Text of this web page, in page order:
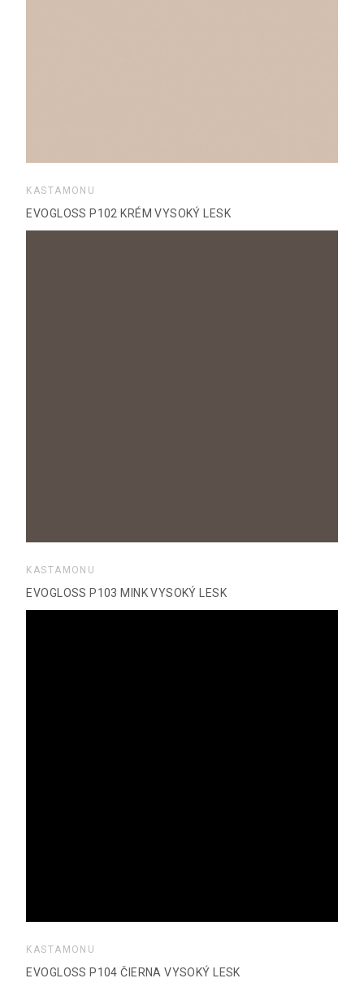
KASTAMONU
EVOGLOSS P102 KRÉM VYSOKÝ LESK
KASTAMONU
EVOGLOSS P103 MINK VYSOKÝ LESK
KASTAMONU
EVOGLOSS P104 ČIERNA VYSOKÝ LESK